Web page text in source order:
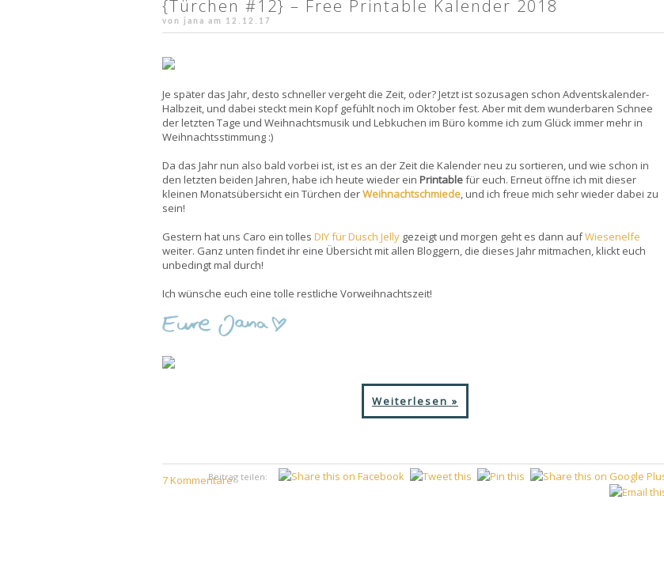
{Türchen #12} – Free Printable Kalender 2018
von jana am 12.12.17
Je später das Jahr, desto schneller vergeht die Zeit, oder? Jetzt ist sozusagen schon Adventskalender-
Halbzeit, und dabei steckt mein Kopf gefühlt noch im Oktober fest. Aber mit dem wunderbaren Schnee
der letzten Tage und Weihnachtsmusik und Lebkuchen im Büro komme ich zum Glück immer mehr in
Weihnachtsstimmung :)
Da das Jahr nun also bald vorbei ist, ist es an der Zeit die Kalender neu zu sortieren, und wie schon in
den letzten beiden Jahren, habe ich heute wieder ein Printablefür euch. Erneut öffne ich mit dieser
kleinen Monatsübersicht ein Türchen derWeihnachtschmiede, und ich freue mich sehr wieder dabei zu
sein!
Gestern hat uns Caro ein tolles DIY für Dusch Jellygezeigt und morgen geht es dann aufWiesenelfe
weiter. Ganz unten findet ihr eine Übersicht mit allen Bloggern, die dieses Jahr mitmachen, klickt euch
unbedingt mal durch!
Ich wünsche euch eine tolle restliche Vorweihnachtszeit!
Weiterlesen »
7 KommentareBeitrag teilen: